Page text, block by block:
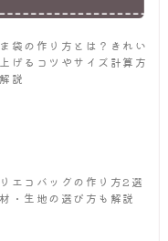
袋の作り方とは？きれい
げるコツやサイズ計算方
説
エコバッグの作り方2選
・生地の選び方も解説